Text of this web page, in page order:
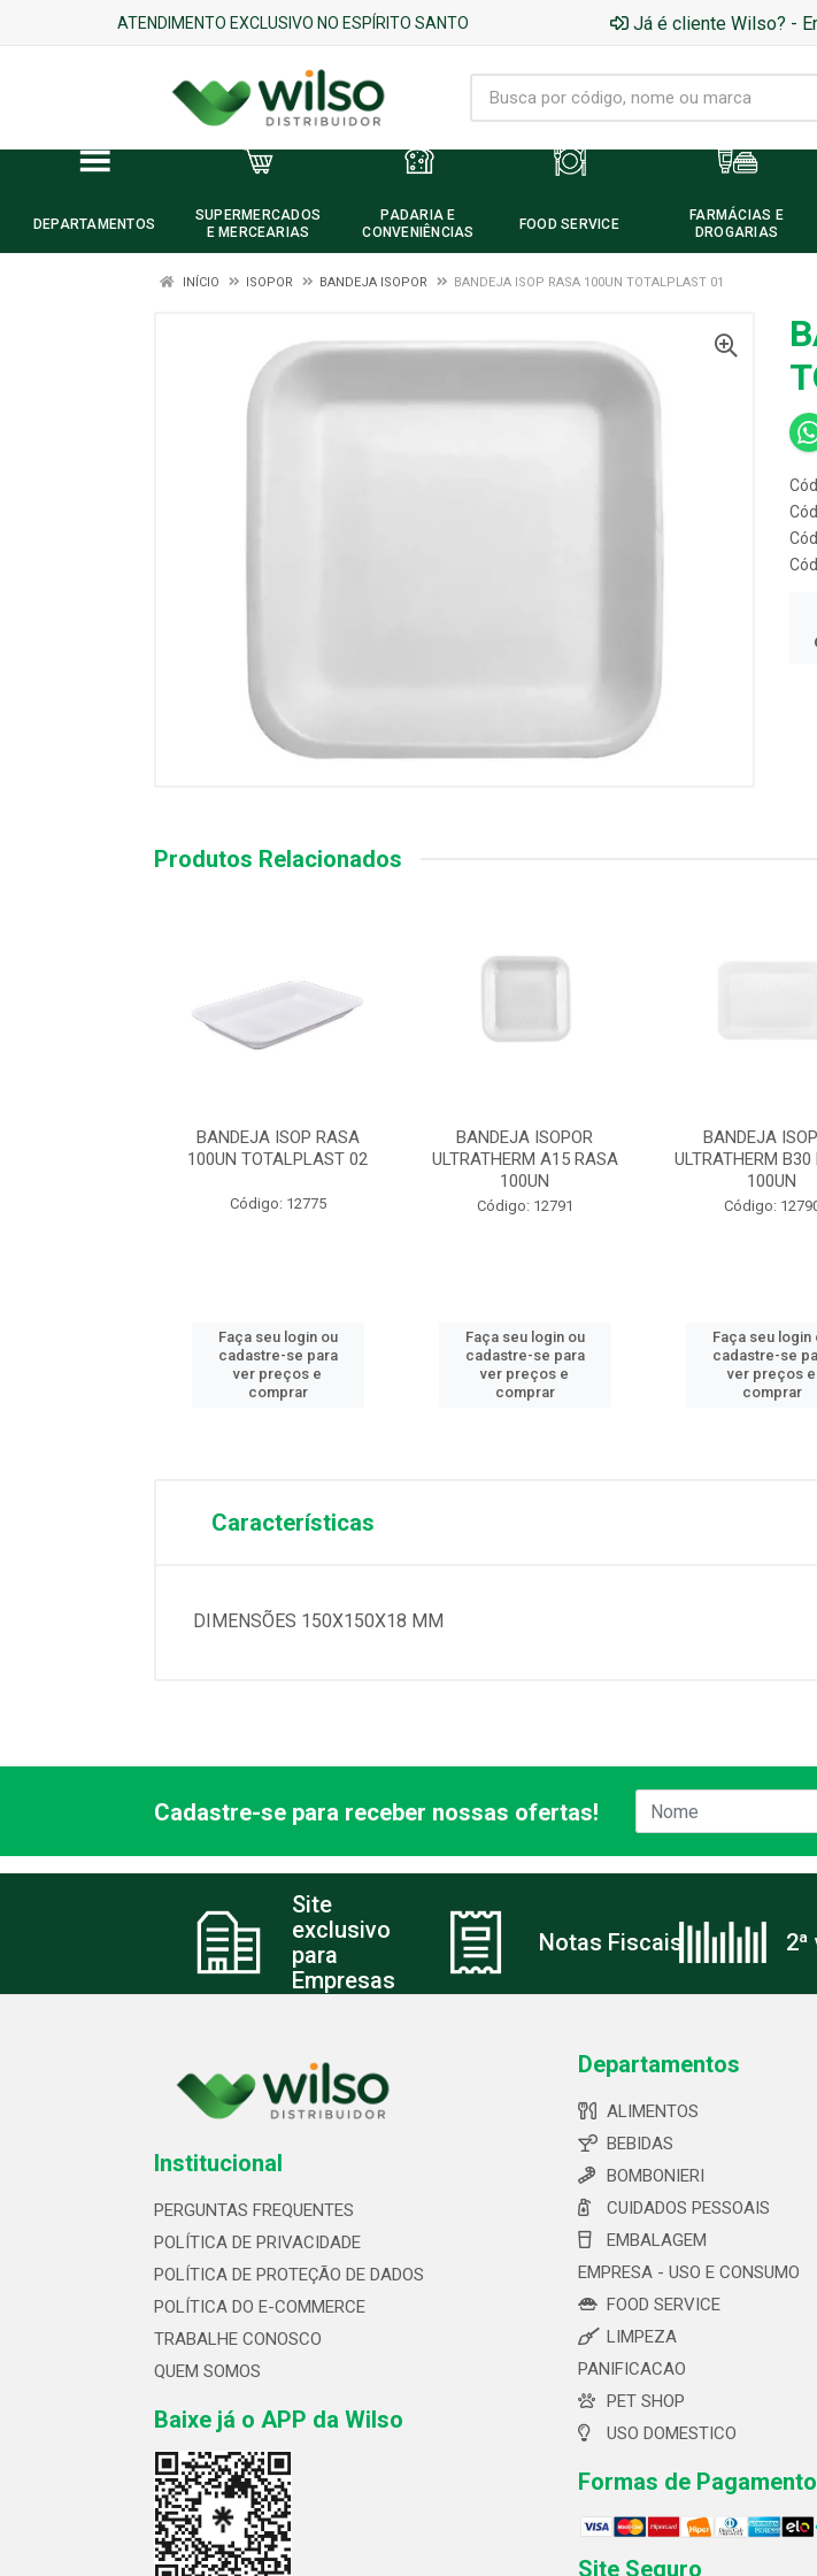
ATENDIMENTO EXCLUSIVO NO ESPÍRITO SANTO Já é cliente Wilso? -
DEPARTAMENTOS
SUPERMERCADOS
E MERCEARIAS
PADARIA E
CONVENIÊNCIAS
FOOD SERVICE
FARMÁCIAS E
DROGARIAS
INÍCIO ISOPOR BANDEJA ISOPOR BANDEJA ISOP RASA 100UN TOTALPLAST 01
Produtos Relacionados
BANDEJA ISOP RASA
100UN TOTALPLAST 02
Código: 12775
Faça seu login ou
cadastre-se para
ver preços e
comprar
BANDEJA ISOPOR
ULTRATHERM A15 RASA
100UN
Código: 12791
Faça seu login ou
cadastre-se para
ver preços e
comprar
BANDEJA
ULTRATHERM B30
100UN
Código:
Faça seu login
cadastre-se
ver preços e
comprar
Características
DIMENSÕES 150X150X18 MM
Cadastre-se para receber nossas ofertas!
Site
exclusivo
para
Empresas
Notas Fiscais 2ª
Institucional
PERGUNTAS FREQUENTES
POLÍTICA DE PRIVACIDADE
POLÍTICA DE PROTEÇÃO DE DADOS
POLÍTICA DO E-COMMERCE
TRABALHE CONOSCO
QUEM SOMOS
Baixe já o APP da Wilso
Departamentos
ALIMENTOS
BEBIDAS
BOMBONIERI
CUIDADOS PESSOAIS
EMBALAGEM
EMPRESA - USO E CONSUMO
FOOD SERVICE
LIMPEZA
PANIFICACAO
PET SHOP
USO DOMESTICO
Formas de Pagamento
Site Seguro